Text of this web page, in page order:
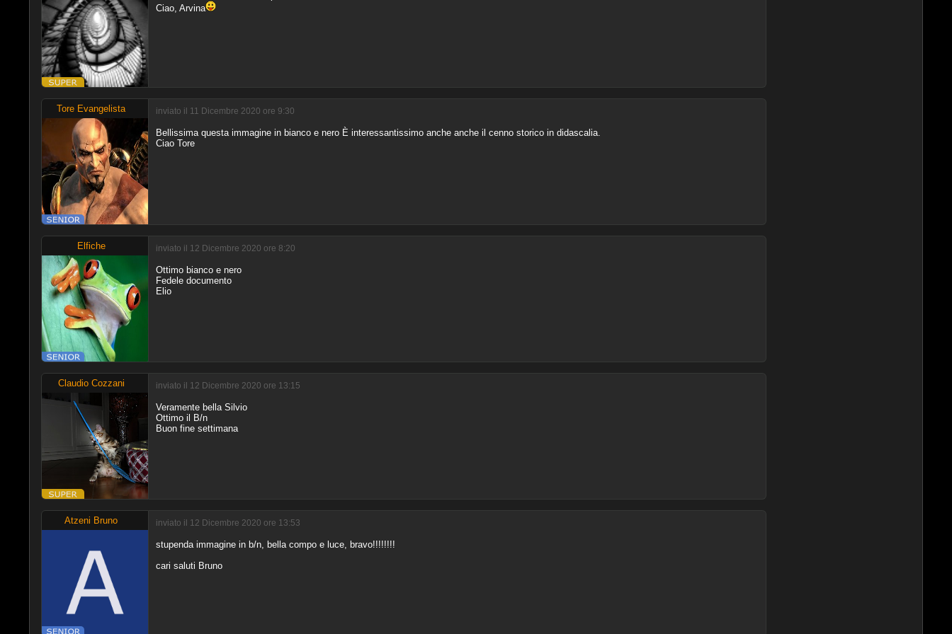
Ciao, Arvina
Tore Evangelista inviato il 11 Dicembre 2020 ore 9:30
Bellissima questa immagine in bianco e nero È interessantissimo anche anche il cenno storico in didascalia.
Ciao Tore
Elfiche inviato il 12 Dicembre 2020 ore 8:20
Ottimo bianco e nero
Fedele documento
Elio
Claudio Cozzani inviato il 12 Dicembre 2020 ore 13:15
Veramente bella Silvio
Ottimo il B/n
Buon fine settimana
Atzeni Bruno inviato il 12 Dicembre 2020 ore 13:53
stupenda immagine in b/n, bella compo e luce, bravo!!!!!!!!
cari saluti Bruno